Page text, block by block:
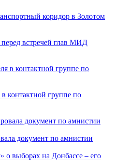
коридор в Золотом
перед встречей глав МИД
контактной группе по
документ по амнистии